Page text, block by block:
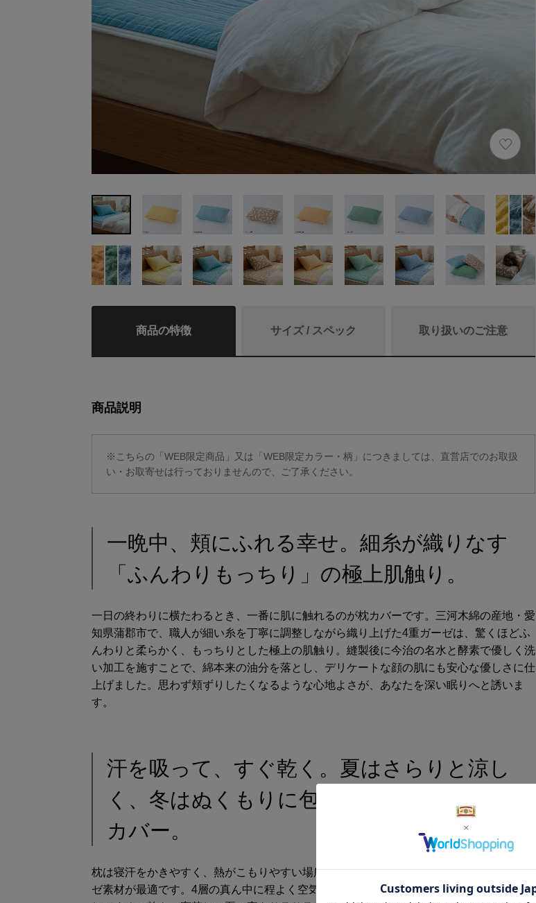
商品の特徴 サイズ / スペック 取り扱いのご注意
商品説明
※こちらの「WEB限定商品」又は「WEB限定カラー・柄」につきましては、直営店でのお取扱
い・お取寄せは行っておりませんので、ご了承ください。
一晩中、頬にふれる幸せ。細糸が織りなす
「ふんわりもっちり」の極上肌触り。
一日の終わりに横たわるとき、一番に肌に触れるのが枕カバーです。三河木綿の産地・愛
知県蒲郡市で、職人が細い糸を丁寧に調整しながら織り上げた4重ガーゼは、驚くほどふ
んわりと柔らかく、もっちりとした極上の肌触り。縫製後に今治の名水と酵素で優しく洗
い加工を施すことで、綿本来の油分を落とし、デリケートな顔の肌にも安心な優しさに仕
上げました。思わず頬ずりしたくなるような心地よさが、あなたを深い眠りへと誘いま
す。
汗を吸って、すぐ乾く。夏はさらりと涼し
く、冬はぬくもりに包まれる1年中快適な枕
カバー。
枕は寝汗をかきやすく、熱がこもりやすい場所だからこそ、通気性と吸水性に優れたガー
ゼ素材が最適です。4層の真ん中に程よく空気を含むため、寝汗をかいてもしっかり吸水